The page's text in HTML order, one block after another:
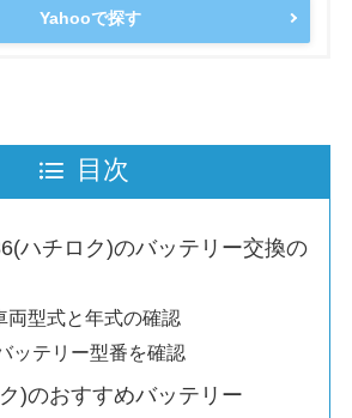
Yahooで探す
目次
ハチロク)のバッテリー交換の
型式と年式の確認
ッテリー型番を確認
)のおすすめバッテリー